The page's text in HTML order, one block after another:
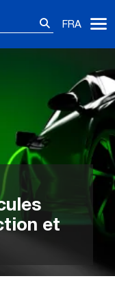
FRA
et